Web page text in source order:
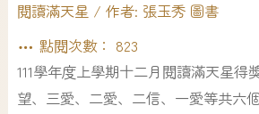
閱讀滿天星 / 作者: 張玉秀 圖書
點閱次數： 823
111學年度上學期十二月閱讀滿天星得
望、三愛、二愛、二信、一愛等共六個